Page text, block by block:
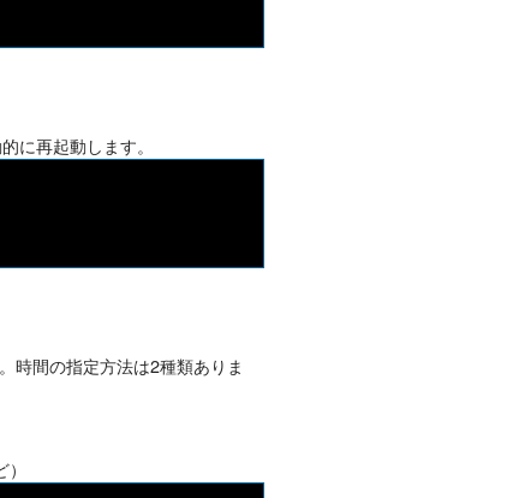
に再起動します。
時間の指定方法は2種類ありま